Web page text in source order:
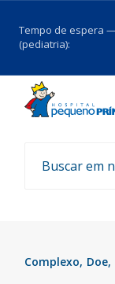
Tempo de espera
(pediatria):
Voltar
Notícias
Complexo Doe